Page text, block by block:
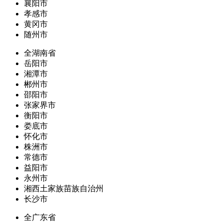
襄阳市
孝感市
黄冈市
随州市
全湖南省
岳阳市
湘潭市
郴州市
邵阳市
张家界市
衡阳市
娄底市
怀化市
株洲市
常德市
益阳市
永州市
湘西土家族苗族自治州
长沙市
全广东省